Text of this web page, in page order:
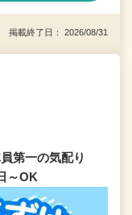
掲載終了日： 2026/08/31
第一の気配り
～OK